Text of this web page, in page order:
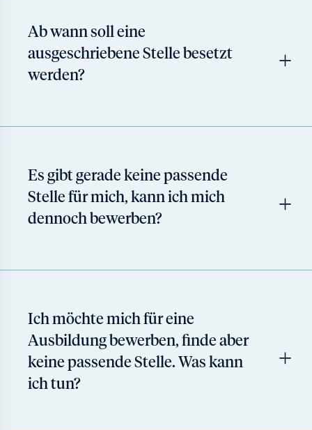
Ab wann soll eine
ausgeschriebene Stelle besetzt
werden?
Es gibt gerade keine passende
Stelle für mich, kann ich mich
dennoch bewerben?
Ich möchte mich für eine
Ausbildung bewerben, finde aber
keine passende Stelle. Was kann
ich tun?